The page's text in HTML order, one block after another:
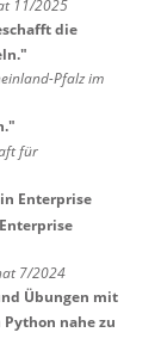
11/2025
die
"
Pfalz im
"
für
Enterprise
7/2024
Übungen mit
nahe zu